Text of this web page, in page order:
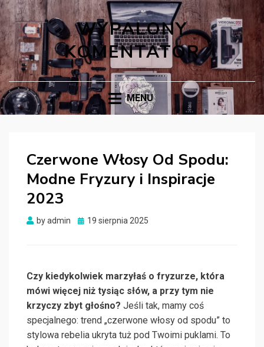
WYPALONY
KOMENTATOR
MENU
Czerwone Włosy Od Spodu:
Modne Fryzury i Inspiracje
2023
byadmin
Posted
19 sierpnia 2025
Czy kiedykolwiek marzyłaś o fryzurze, która
mówi więcej niż tysiąc słów, a przy tym nie
krzyczy zbyt głośno? Jeśli tak, mamy coś
specjalnego: trend „czerwone włosy od spodu” to
stylowa rebelia ukryta tuż pod Twoimi puklami. To